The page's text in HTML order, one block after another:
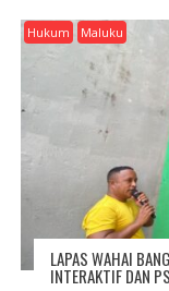
Hukum Maluku
LAPAS WAHAI
INTERAKTIF DAN